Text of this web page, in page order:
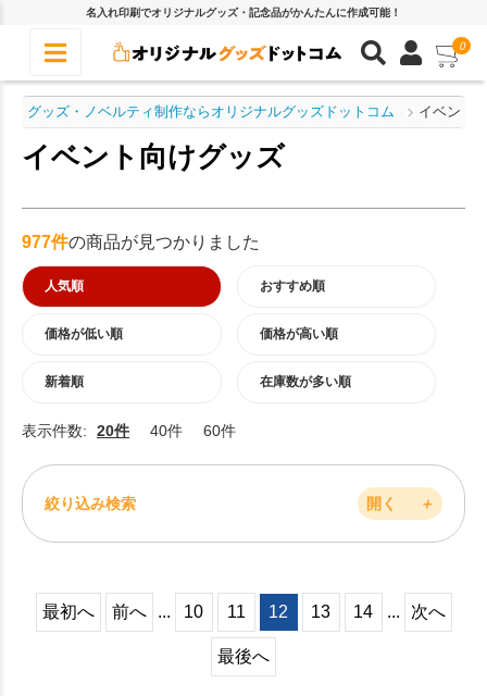
名入れ印刷でオリジナルグッズ・記念品がかんたんに作成可能！
0
グッズ・ノベルティ制作ならオリジナルグッズドットコム イベント
イベント向けグッズ
977件の商品が見つかりました
人気順 おすすめ順
価格が低い順 価格が高い順
新着順 在庫数が多い順
表示件数: 20件 40件 60件
絞り込み検索 開く ＋
最初へ 前へ ... 10 11 12 13 14 ... 次へ
最後へ